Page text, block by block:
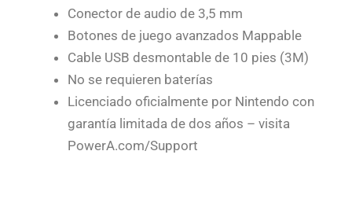
Conector de audio de 3,5 mm
Botones de juego avanzados Mappable
Cable USB desmontable de 10 pies (3M)
No se requieren baterías
Licenciado oficialmente por Nintendo con
garantía limitada de dos años – visita
PowerA.com/Support